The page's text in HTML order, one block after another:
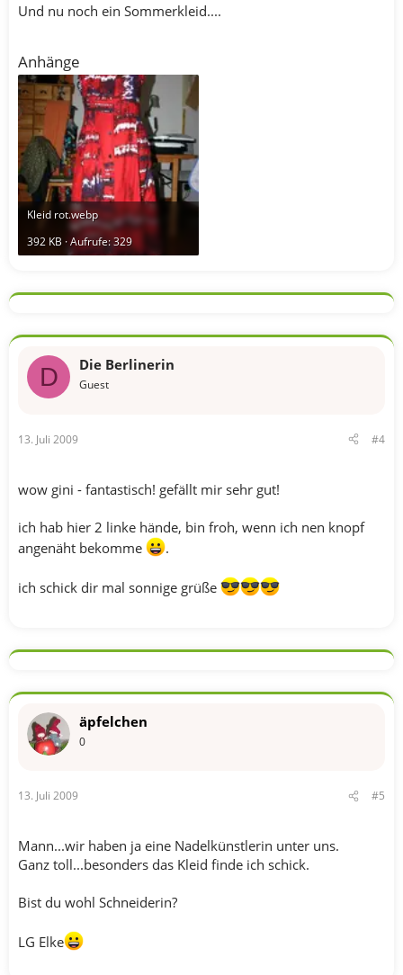
Und nu noch ein Sommerkleid....
Anhänge
Kleid rot.webp
392 KB · Aufrufe: 329
D Die Berlinerin
Guest
13. Juli 2009 #4
wow gini - fantastisch! gefällt mir sehr gut!
ich hab hier 2 linke hände, bin froh, wenn ich nen knopf
angenäht bekomme
.
ich schick dir mal sonnige grüße
äpfelchen
0
13. Juli 2009 #5
Mann...wir haben ja eine Nadelkünstlerin unter uns.
Ganz toll...besonders das Kleid finde ich schick.
Bist du wohl Schneiderin?
LG Elke